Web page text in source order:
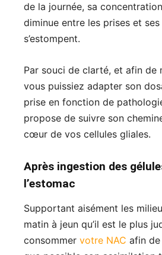
de la journée, sa
diminue entre les prises et
s’estompent.
Par souci de clarté, et afin de
vous puissiez adapter son
prise en fonction de
propose de suivre son
cœur de vos cellules gliales.
Après ingestion des
l’estomac
Supportant aisément les
matin à jeun qu’il est le plus
consommer votre NAC afin